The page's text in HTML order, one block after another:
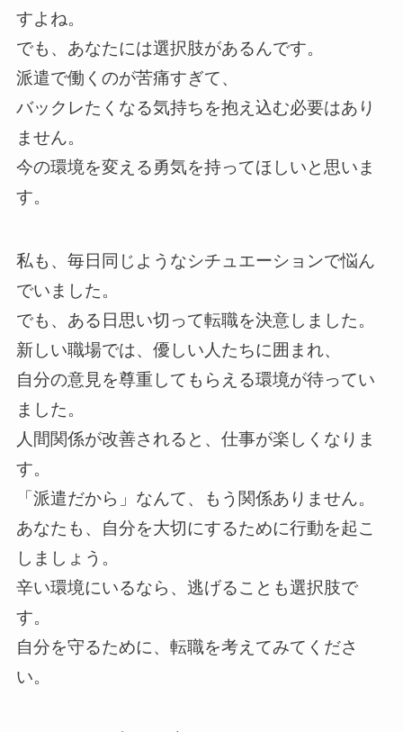
すよね。
でも、あなたには選択肢があるんです。
派遣で働くのが苦痛すぎて、
バックレたくなる気持ちを抱え込む必要はあり
ません。
今の環境を変える勇気を持ってほしいと思いま
す。
私も、毎日同じようなシチュエーションで悩ん
でいました。
でも、ある日思い切って転職を決意しました。
新しい職場では、優しい人たちに囲まれ、
自分の意見を尊重してもらえる環境が待ってい
ました。
人間関係が改善されると、仕事が楽しくなりま
す。
「派遣だから」なんて、もう関係ありません。
あなたも、自分を大切にするために行動を起こ
しましょう。
辛い環境にいるなら、逃げることも選択肢で
す。
自分を守るために、転職を考えてみてくださ
い。